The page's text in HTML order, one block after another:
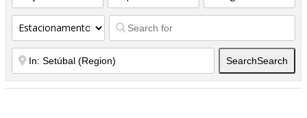
SearchSearch